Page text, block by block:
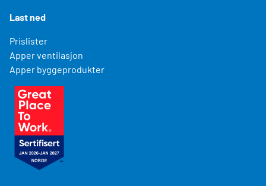
Last ned
Prislister
Apper ventilasjon
Apper byggeprodukter